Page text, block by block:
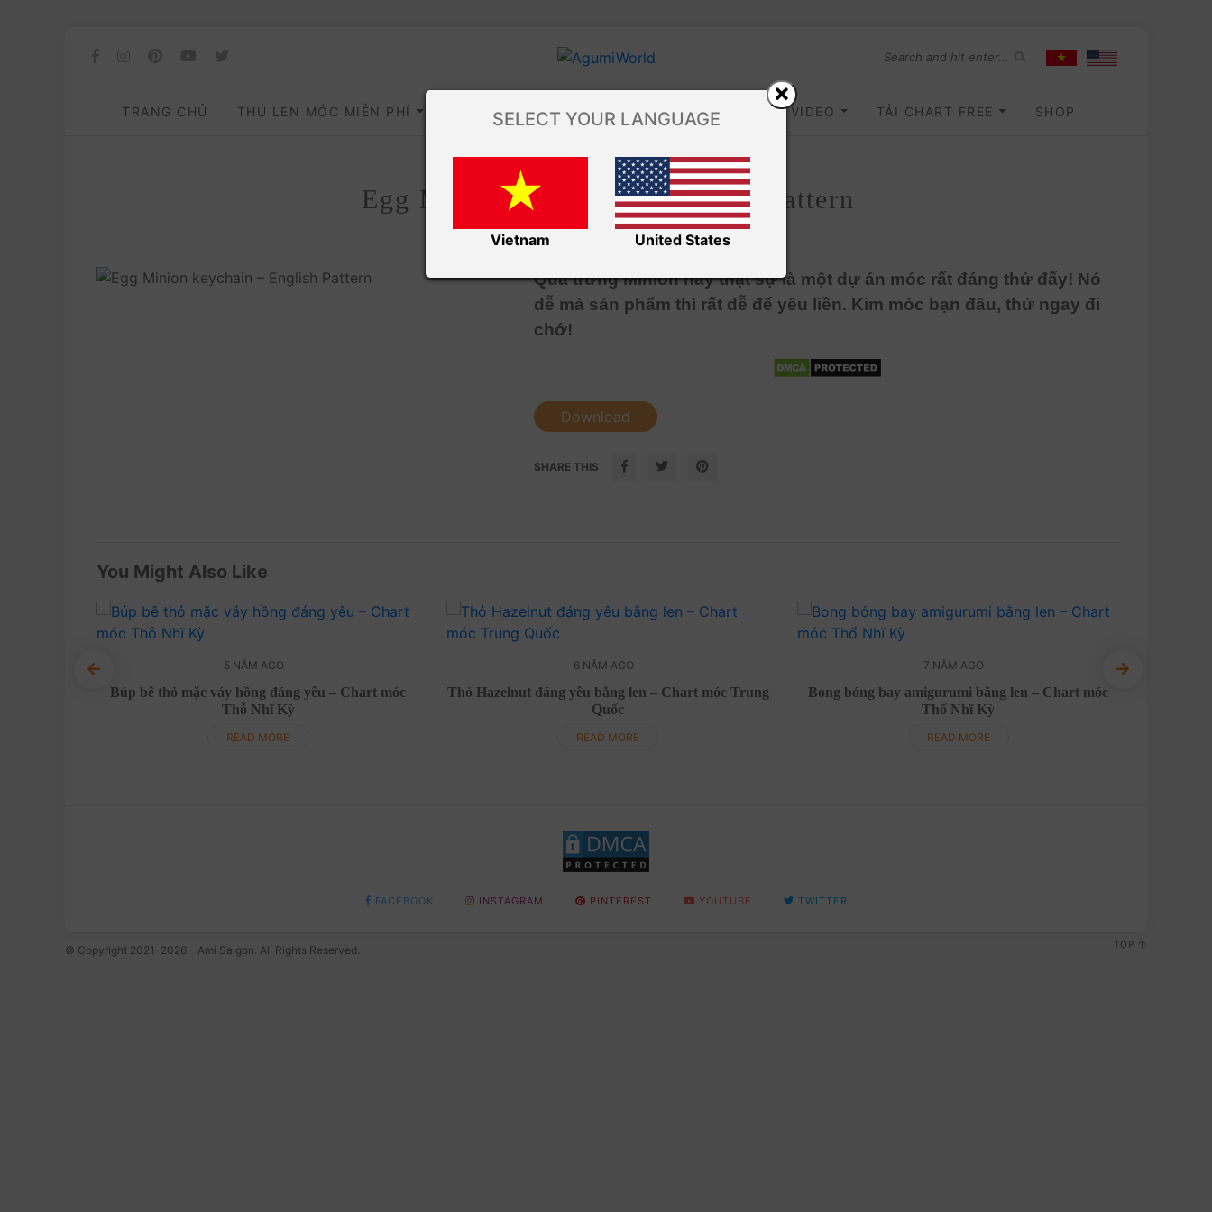
TRANG CHỦ THÚ LEN MÓC MIỄN PHÍ HƯỚNG DẪN MÓC LEN MẸO MÓC LEN VIDEO TẢI CHART FREE SHOP
Ami Saigon / AMIGURUMI PDF PATTERNS
Egg Minion keychain – English Pattern
Quả trứng Minion này thật sự là một dự án móc rất đáng thử đấy! Nó
dễ mà sản phẩm thì rất dễ để yêu liền. Kim móc bạn đâu, thử ngay đi
chớ!
Download
SHARE THIS
You Might Also Like
5 NĂM AGO
Búp bê thỏ mặc váy hồng đáng yêu – Chart móc
Thỗ Nhĩ Kỳ
READ MORE
6 NĂM AGO
Thỏ Hazelnut đáng yêu bằng len – Chart móc Trung
Quốc
READ MORE
7 NĂM AGO
Bong bóng bay amigurumi bằng len – Chart móc
Thổ Nhĩ Kỳ
READ MORE
FACEBOOK INSTAGRAM PINTEREST YOUTUBE TWITTER
© Copyright 2021-2026 - Ami Saigon. All Rights Reserved. TOP
SELECT YOUR LANGUAGE
Vietnam United States